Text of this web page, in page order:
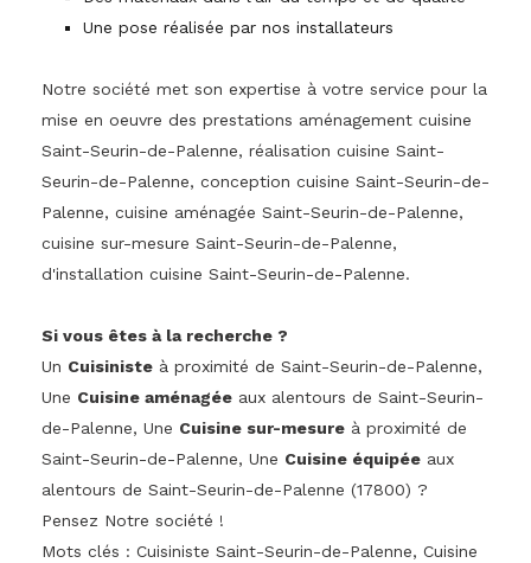
Une pose réalisée par nos installateurs
Notre société met son expertise à votre service pour la
mise en oeuvre des prestations aménagement cuisine
Saint-Seurin-de-Palenne, réalisation cuisine Saint-
Seurin-de-Palenne, conception cuisine Saint-Seurin-de-
Palenne, cuisine aménagée Saint-Seurin-de-Palenne,
cuisine sur-mesure Saint-Seurin-de-Palenne,
d'installation cuisine Saint-Seurin-de-Palenne.
Si vous êtes à la recherche ?
Un Cuisiniste à proximité de Saint-Seurin-de-Palenne,
Une Cuisine aménagée aux alentours de Saint-Seurin-
de-Palenne, Une Cuisine sur-mesure à proximité de
Saint-Seurin-de-Palenne, Une Cuisine équipée aux
alentours de Saint-Seurin-de-Palenne (17800) ?
Pensez Notre société !
Mots clés : Cuisiniste Saint-Seurin-de-Palenne, Cuisine